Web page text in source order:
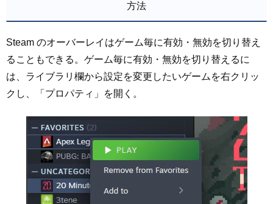
方法
Steam のオーバーレイはゲーム毎に有効・無効を切り替え
ることもできる。ゲーム毎に有効・無効を切り替えるに
は、ライブラリ欄から設定を変更したいゲームを右クリッ
クし、「プロパティ」を開く。